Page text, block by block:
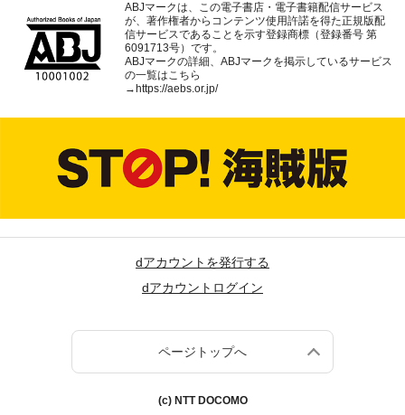
ABJマークは、この電子書店・電子書籍配信サービス
が、著作権者からコンテンツ使用許諾を得た正規版配
信サービスであることを示す登録商標（登録番号 第
6091713号）です。
ABJマークの詳細、ABJマークを掲示しているサービス
の一覧はこちら
→ https://aebs.or.jp/
dアカウントを発行する
dアカウントログイン
ページトップへ
(c) NTT DOCOMO